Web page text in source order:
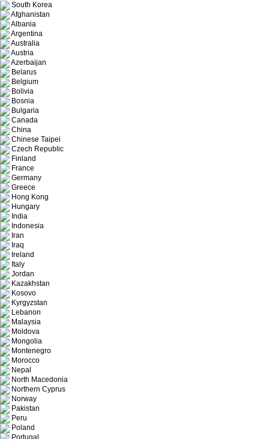
South Korea
Afghanistan
Albania
Argentina
Australia
Austria
Azerbaijan
Belarus
Belgium
Bolivia
Bosnia
Bulgaria
Canada
China
Chinese Taipei
Czech Republic
Finland
France
Germany
Greece
Hong Kong
Hungary
India
Indonesia
Iran
Iraq
Ireland
Italy
Jordan
Kazakhstan
Kosovo
Kyrgyzstan
Lebanon
Malaysia
Moldova
Mongolia
Montenegro
Morocco
Nepal
North Macedonia
Northern Cyprus
Norway
Pakistan
Peru
Poland
Portugal